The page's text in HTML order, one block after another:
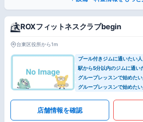
ROXフィットネスクラブbegin
台東区役所から1m
プール付きジムに通いたい人
駅から5分以内のジムに通い
グループレッスンで始めたい
グループレッスンで始めたい
店舗情報を確認